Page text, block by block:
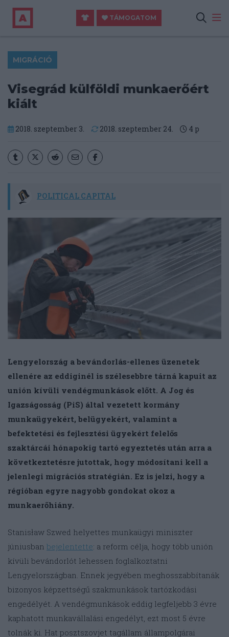
TÁMOGATOM
MIGRÁCIÓ
Visegrád külföldi munkaerőért
kiált
2018. szeptember 3. 2018. szeptember 24. 4 p
POLITICAL CAPITAL
Lengyelország a bevándorlás-ellenes üzenetek
ellenére az eddiginél is szélesebbre tárná kapuit az
unión kívüli vendégmunkások előtt. A Jog és
Igazságosság (PiS) által vezetett kormány
munkaügyekért, belügyekért, valamint a
befektetési és fejlesztési ügyekért felelős
szaktárcái hónapokig tartó egyeztetés után arra a
következtetésre jutottak, hogy módosítani kell a
jelenlegi migrációs stratégián. Ez is jelzi, hogy a
régióban egyre nagyobb gondokat okoz a
munkaerőhiány.
Stanisław Szwed helyettes munkaügyi miniszter
júniusban bejelentette: a reform célja, hogy több unión
kívüli bevándorlót lehessen foglalkoztatni
Lengyelországban. Ennek jegyében meghosszabbítanák
bizonyos képzettségű szakmunkások tartózkodási
engedélyét. A vendégmunkások eddig legfeljebb 3 évre
kaphatott munkavállalási engedélyt, ezt most 5 évre
tolnák ki. Hat posztszovjet tagállam állampolgárai